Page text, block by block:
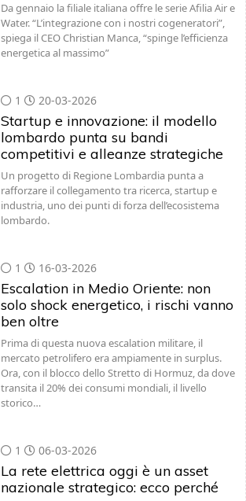
Da gennaio la filiale italiana offre le serie Afilia Air e
Water. “L’integrazione con i nostri cogeneratori”,
spiega il CEO Christian Manca, “spinge l’efficienza
energetica al massimo”
1 20-03-2026
Startup e innovazione: il modello
lombardo punta su bandi
competitivi e alleanze strategiche
Un progetto di Regione Lombardia punta a
rafforzare il collegamento tra ricerca, startup e
industria, uno dei punti di forza dell’ecosistema
lombardo.
1 16-03-2026
Escalation in Medio Oriente: non
solo shock energetico, i rischi vanno
ben oltre
Prima di questa nuova escalation militare, il
mercato petrolifero era ampiamente in surplus.
Ora, con il blocco dello Stretto di Hormuz, da dove
transita il 20% dei consumi mondiali, il livello
storico…
1 06-03-2026
La rete elettrica oggi è un asset
nazionale strategico: ecco perché